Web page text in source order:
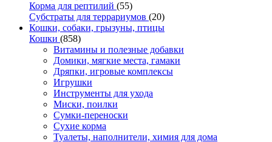
Корма для рептилий (55)
Субстраты для террариумов (20)
Кошки, собаки, грызуны, птицы
Кошки (858)
Витамины и полезные добавки
Домики, мягкие места, гамаки
Дряпки, игровые комплексы
Игрушки
Инструменты для ухода
Миски, поилки
Сумки-переноски
Сухие корма
Туалеты, наполнители, химия для дома